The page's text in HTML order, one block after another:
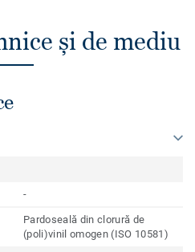
și de mediu
-
Pardoseală din clorură de
(poli)vinil omogen (ISO 10581)